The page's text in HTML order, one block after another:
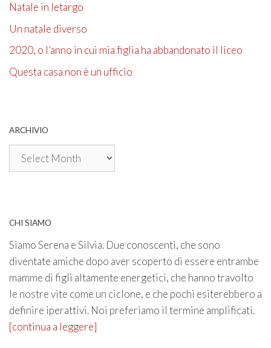
Natale in letargo
Un natale diverso
2020, o l’anno in cui mia figlia ha abbandonato il liceo
Questa casa non è un ufficio
ARCHIVIO
Archivio
CHI SIAMO
Siamo Serena e Silvia. Due conoscenti, che sono
diventate amiche dopo aver scoperto di essere entrambe
mamme di figli altamente energetici, che hanno travolto
le nostre vite come un ciclone, e che pochi esiterebbero a
definire iperattivi. Noi preferiamo il termine amplificati.
[continua a leggere]